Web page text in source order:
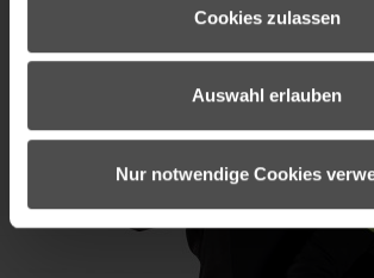
Cookies zulassen
Auswahl erlauben
Nur notwendige Cookies